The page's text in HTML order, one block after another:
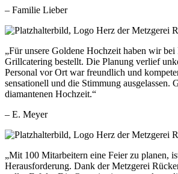
– Familie Lieber
„Für unsere Goldene Hochzeit haben wir bei
Grillcatering bestellt. Die Planung verlief
Personal vor Ort war freundlich und
sensationell und die Stimmung ausgelassen.
diamantenen Hochzeit.“
– E. Meyer
„Mit 100 Mitarbeitern eine Feier zu planen,
Herausforderung. Dank der Metzgerei